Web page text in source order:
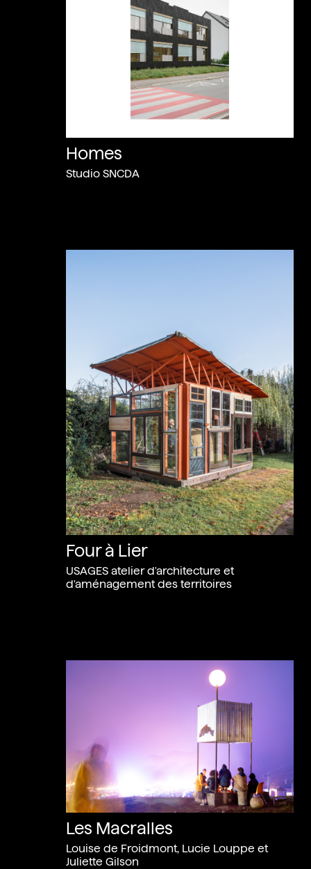
Homes
Studio SNCDA
Four à Lier
USAGES atelier d'architecture et
d'aménagement des territoires
Les Macralles
Louise de Froidmont, Lucie Louppe et
Juliette Gilson